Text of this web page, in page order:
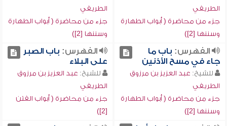
الطريفي
جزء من محاضرة ( أبواب الطهارة
وسننها [2])
الطريفي
جزء من محاضرة ( أبواب الطهارة
وسننها [2])
الفهرس: باب ما
جاء في مسح الأذنين
للشيخ: عبد العزيز بن مرزوق
الطريفي
جزء من محاضرة ( أبواب الطهارة
وسننها [2])
الفهرس: باب الصبر
على البلاء
للشيخ: عبد العزيز بن مرزوق
الطريفي
جزء من محاضرة ( أبواب الفتن
[2])